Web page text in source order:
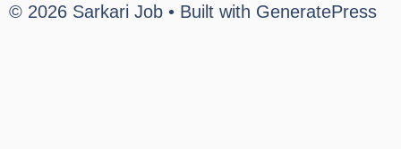
© 2026 Sarkari Job • Built with GeneratePress